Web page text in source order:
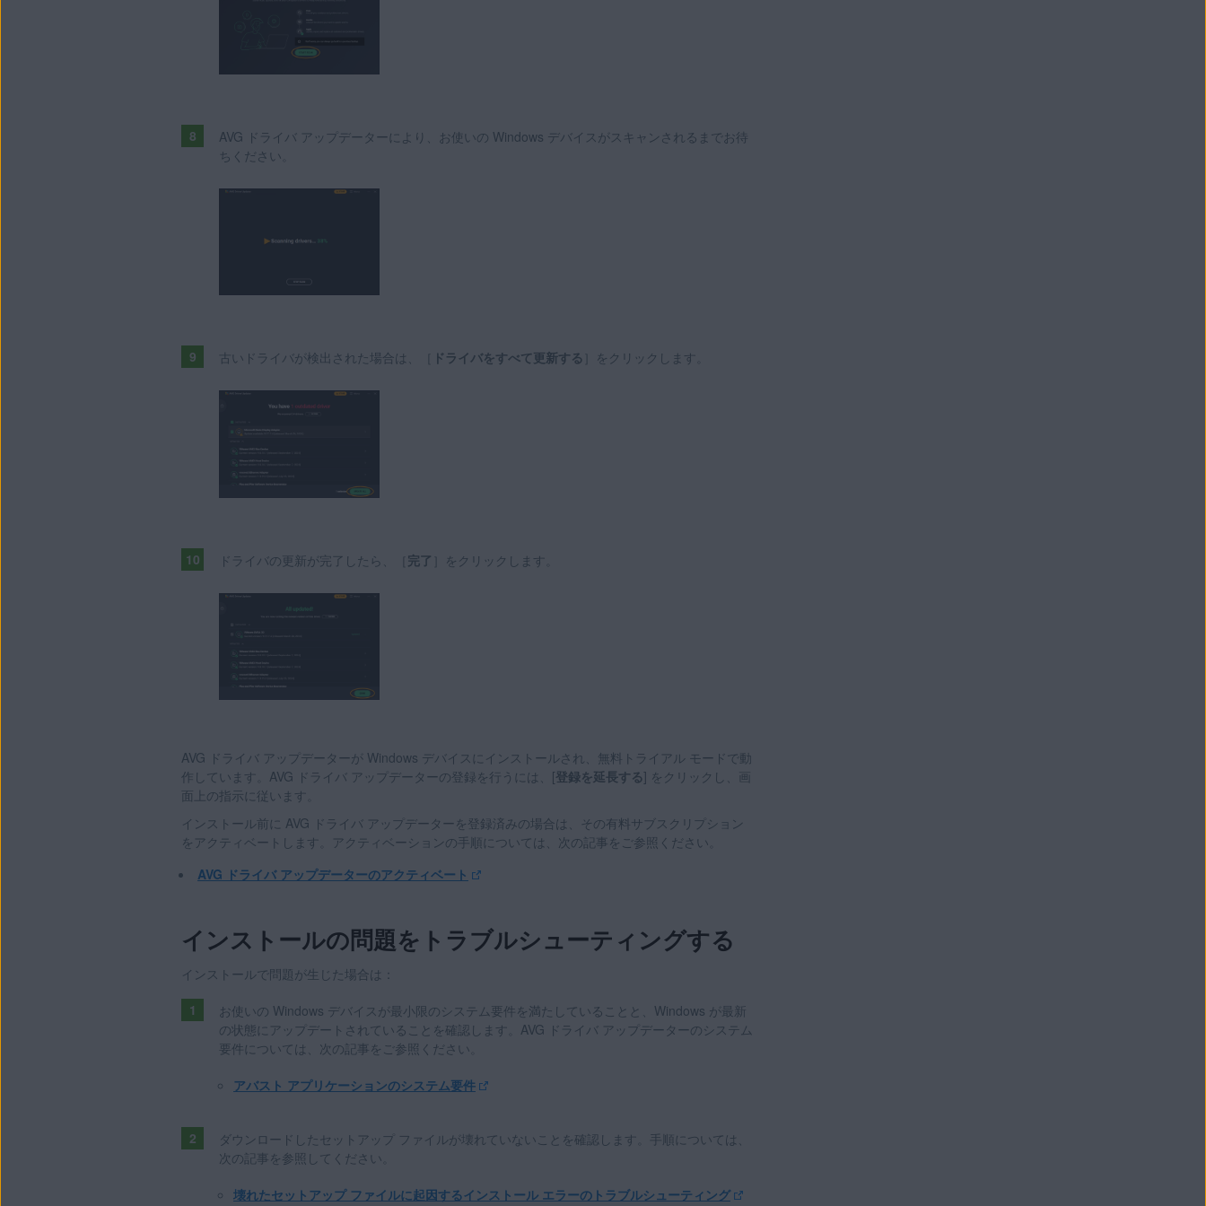
AVG ドライバ アップデーターにより、お使いの Windows デバイスがスキャンされるまでお待
ちください。
古いドライバが検出された場合は、［ ドライバをすべて更新する ］をクリックします。
ドライバの更新が完了したら、［ 完了 ］をクリックします。
AVG ドライバ アップデーターが Windows デバイスにインストールされ、無料トライアル モードで動
作しています。AVG ドライバ アップデーターの登録を行うには、[登録を延長する] をクリックし、画
面上の指示に従います。
インストール前に AVG ドライバ アップデーターを登録済みの場合は、その有料サブスクリプション
をアクティベートします。アクティベーションの手順については、次の記事をご参照ください。
AVG ドライバ アップデーターのアクティベート
インストールの問題をトラブルシューティングする
インストールで問題が生じた場合は：
お使いの Windows デバイスが最小限のシステム要件を満たしていることと、Windows が最新
の状態にアップデートされていることを確認します。AVG ドライバ アップデーターのシステム
要件については、次の記事をご参照ください。
アバスト アプリケーションのシステム要件
ダウンロードしたセットアップ ファイルが壊れていないことを確認します。手順については、
次の記事を参照してください。
壊れたセットアップ ファイルに起因するインストール エラーのトラブルシューティング